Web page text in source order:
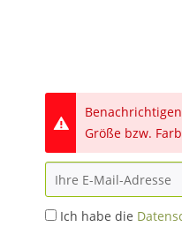
Größe bzw.
Ich habe die